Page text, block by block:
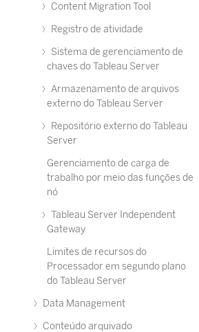
Content Migration Tool
Registro de atividade
Sistema de gerenciamento de
chaves do Tableau Server
Armazenamento de arquivos
externo do Tableau Server
Repositório externo do Tableau
Server
Gerenciamento de carga de
trabalho por meio das funções de
nó
Tableau Server Independent
Gateway
Limites de recursos do
Processador em segundo plano
do Tableau Server
Data Management
Conteúdo arquivado